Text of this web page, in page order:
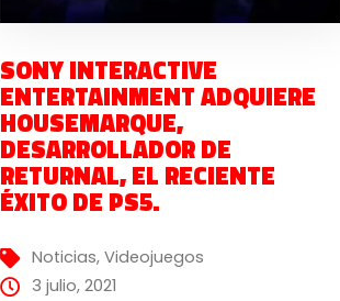
SONY INTERACTIVE
ENTERTAINMENT ADQUIERE
HOUSEMARQUE,
DESARROLLADOR DE
RETURNAL, EL RECIENTE
ÉXITO DE PS5.
Noticias,Videojuegos
3 julio, 2021